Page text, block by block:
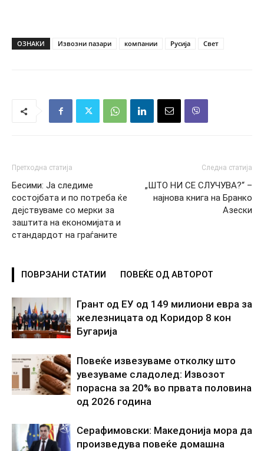
ОЗНАКИ Извозни пазари компании Русија Свет
Претходна статија
Бесими: Ја следиме
состојбата и по потреба ќе
дејствуваме со мерки за
заштита на економијата и
стандардот на граѓаните
Следна статија
„ШТО НИ СЕ СЛУЧУВА?“ –
најнова книга на Бранко
Азески
ПОВРЗАНИ СТАТИИ ПОВЕЌЕ ОД АВТОРОТ
Грант од ЕУ од 149 милиони евра за
железницата од Коридор 8 кон
Бугарија
Повеќе извезуваме отколку што
увезуваме сладолед: Извозот
порасна за 20% во првата половина
од 2026 година
Серафимовски: Македонија мора да
произведува повеќе домашна